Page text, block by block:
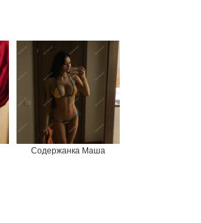
Содержанка Маша